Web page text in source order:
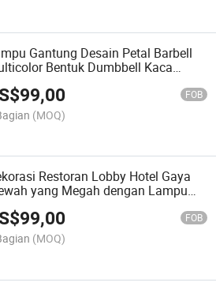
Gantung Desain Petal Barbell
Bentuk Dumbbell Kaca
99,00 FOB
(MOQ)
Restoran Lobby Hotel Gaya
yang Megah dengan Lampu
Kaca Besi LED
99,00 FOB
(MOQ)